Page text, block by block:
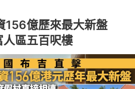
156億歷來最大新盤
區五百呎樓